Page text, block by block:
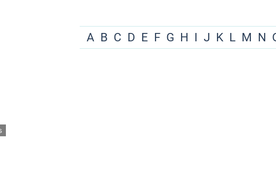
A B C D E F G H I J K L M N